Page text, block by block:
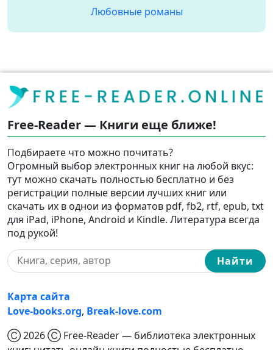
Любовные романы
Free-Reader — Книги еще ближе!
Подбираете что можно почитать?
Огромный выбор электронных книг на любой вкус:
тут можно скачать полностью бесплатно и без
регистрации полные версии лучших книг или
скачать их в однои из форматов pdf, fb2, rtf, epub, txt
для iPad, iPhone, Android и Kindle. Литература всегда
под рукой!
Найти
Карта сайта
Love-books.org, Break-love.com
Ⓒ 2026 Ⓒ Free-Reader — библиотека электронных